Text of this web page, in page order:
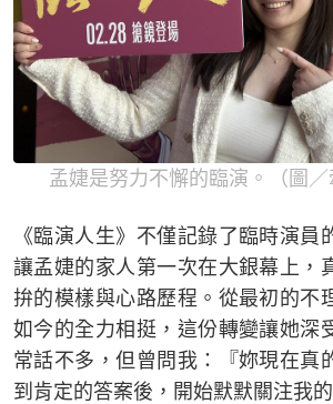
孟婕是努力不懈的臨演。（圖／
《臨演人生》不僅記錄了臨時演員
讓孟婕的家人第一次在大銀幕上，
拚的模樣與心路歷程。從最初的不
如今的全力相挺，這份轉變讓她深
常話不多，但曾問我：『妳現在真
到肯定的答案後，開始默默關注我的